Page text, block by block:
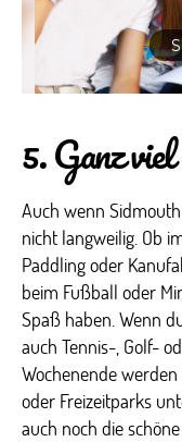
5. Ganz
Auch wenn
nicht langweilig. Ob
Paddling oder
beim Fußball oder
Spaß haben. Wenn
auch Tennis-, Golf-
Wochenende
oder Freizeitparks
auch noch die